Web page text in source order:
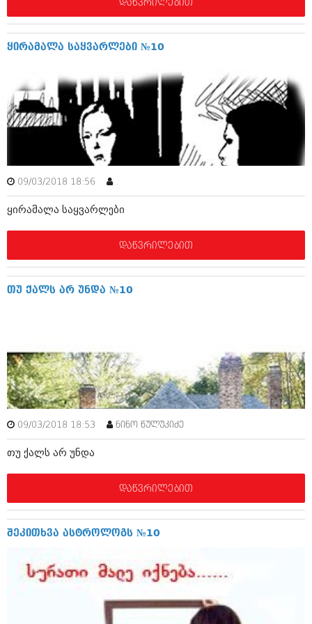
სექტემბერი 2017 (261)
ივნისი 2017 (265)
მაისი 2017 (216)
აპრილი 2017 (220)
მარტი 2017 (212)
თებერვალი 2017 (205)
იანვარი 2017 (246)
დეკემბერი 2016 (207)
ნოემბერი 2016 (207)
ოქტომბერი 2016 (257)
სექტემბერი 2016 (224)
ივნისი 2016 (221)
მაისი 2016 (261)
აპრილი 2016 (215)
მარტი 2016 (200)
ოქტომბერი 2015 (204)
სექტემბერი 2015 (215)
აგვისტო 2015 (286)
ივლისი 2015 (173)
აპრილი 2015 (208)
მარტი 2015 (365)
თებერვალი 2015 (286)
იანვარი 2015 (247)
დეკემბერი 2014 (342)
ოქტომბერი 2014 (292)
ივლისი 2014 (313)
ივნისი 2014 (366)
მაისი 2014 (313)
აპრილი 2014 (290)
დაწვრილებით
ყირამალა საყვარლები №10
09/03/2018 18:56 .
ყირამალა საყვარლები
დაწვრილებით
თუ ქალს არ უნდა №10
09/03/2018 18:53 ნინო წულუკიძე
თუ ქალს არ უნდა
დაწვრილებით
შეკითხვა ასტროლოგს №10